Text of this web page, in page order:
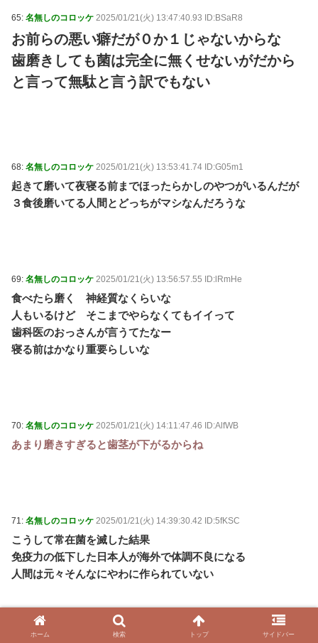
65: 名無しのコロッケ 2025/01/21(火) 13:47:40.93 ID:BSaR8
お前らの悪い癖だが０か１じゃないからな
歯磨きしても菌は完全に無くせないがだから
と言って無駄と言う訳でもない
68: 名無しのコロッケ 2025/01/21(火) 13:53:41.74 ID:G05m1
起きて磨いて夜寝る前までほったらかしのやつがいるんだが
３食後磨いてる人間とどっちがマシなんだろうな
69: 名無しのコロッケ 2025/01/21(火) 13:56:57.55 ID:lRmHe
食べたら磨く 神経質なくらいな
人もいるけど そこまでやらなくてもイイって
歯科医のおっさんが言うてたなー
寝る前はかなり重要らしいな
70: 名無しのコロッケ 2025/01/21(火) 14:11:47.46 ID:AlfWB
あまり磨きすぎると歯茎が下がるからね
71: 名無しのコロッケ 2025/01/21(火) 14:39:30.42 ID:5fKSC
こうして常在菌を滅した結果
免疫力の低下した日本人が海外で体調不良になる
人間は元々そんなにやわに作られていない
ホーム 検索 トップ サイドバー